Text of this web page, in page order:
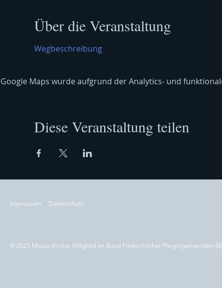
Über die Veranstaltung
Wegbeschreibung
Google Maps wurde aufgrund der Analytics- und
Diese Veranstaltung teilen
Impressum Datenschutz
© 2025 Missio Kirche, Mitglied im Bund Freikirchlicher Pfingstgemeinden